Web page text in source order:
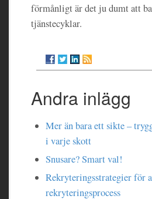
förmånligt är det ju dumt att
tjänstecyklar.
Andra inlägg
Mer än bara ett sikte –
i varje skott
Snusare? Smart val!
Rekryteringsstrategier för
rekryteringsprocess